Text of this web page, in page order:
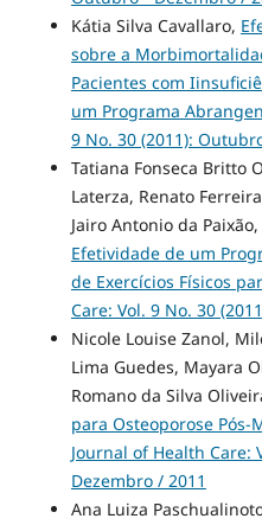
Kátia Silva Cavallaro,
sobre a
Pacientes com
um Programa
9 No. 30 (2011):
Tatiana Fonseca Britto
Laterza, Renato
Jairo Antonio da
Efetividade de um
de Exercícios Físicos
Care: Vol. 9 No. 30
Nicole Louise Zanol,
Lima Guedes, Mayara
Romano da Silva
para Osteoporose Pós-
Journal of Health Care:
Dezembro / 2011
Ana Luiza